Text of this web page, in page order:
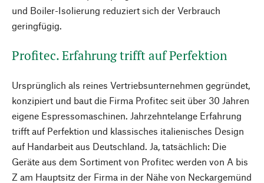
und Boiler-Isolierung reduziert sich der Verbrauch
geringfügig.
Profitec. Erfahrung trifft auf Perfektion
Ursprünglich als reines Vertriebsunternehmen gegründet,
konzipiert und baut die Firma Profitec seit über 30 Jahren
eigene Espressomaschinen. Jahrzehntelange Erfahrung
trifft auf Perfektion und klassisches italienisches Design
auf Handarbeit aus Deutschland. Ja, tatsächlich: Die
Geräte aus dem Sortiment von Profitec werden von A bis
Z am Hauptsitz der Firma in der Nähe von Neckargemünd